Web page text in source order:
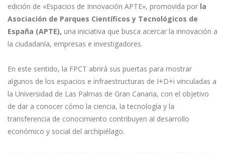
edición de «Espacios de Innovación APTE», promovida por la
Asociación de Parques Científicos y Tecnológicos de
España (APTE), una iniciativa que busca acercar la innovación a
la ciudadanía, empresas e investigadores.
En este sentido, la FPCT abrirá sus puertas para mostrar
algunos de los espacios e infraestructuras de I+D+i vinculadas a
la Universidad de Las Palmas de Gran Canaria, con el objetivo
de dar a conocer cómo la ciencia, la tecnología y la
transferencia de conocimiento contribuyen al desarrollo
económico y social del archipiélago.